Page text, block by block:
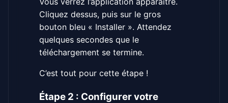
Cliquez dessus, puis sur le gros
bouton bleu « Installer ». Attendez
quelques secondes que le
téléchargement se termine.
C’est tout pour cette étape !
Étape 2 : Configurer votre